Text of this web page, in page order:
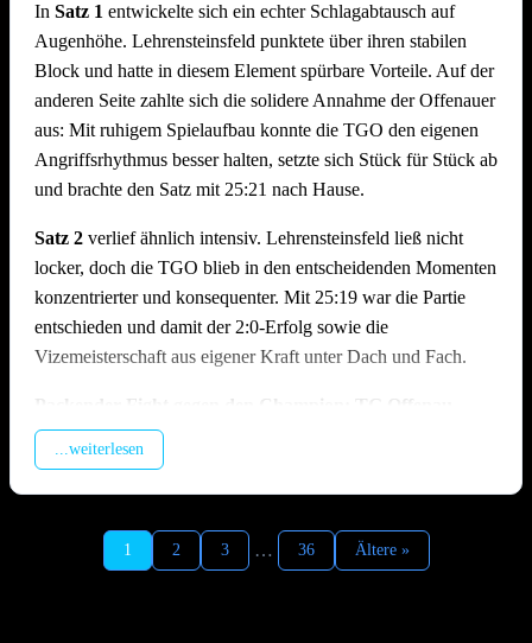
In Satz 1 entwickelte sich ein echter Schlagabtausch auf
Augenhöhe. Lehrensteinsfeld punktete über ihren stabilen
Block und hatte in diesem Element spürbare Vorteile. Auf der
anderen Seite zahlte sich die solidere Annahme der Offenauer
aus: Mit ruhigem Spielaufbau konnte die TGO den eigenen
Angriffsrhythmus besser halten, setzte sich Stück für Stück ab
und brachte den Satz mit 25:21 nach Hause.
Satz 2 verlief ähnlich intensiv. Lehrensteinsfeld ließ nicht
locker, doch die TGO blieb in den entscheidenden Momenten
konzentrierter und konsequenter. Mit 25:19 war die Partie
entschieden und damit der 2:0-Erfolg sowie die
Vizemeisterschaft aus eigener Kraft unter Dach und Fach.
Packender Fight gegen den Champion: TG Offenau –
TSV Ilshofen | 1:2 (19:25, 25:23, 18:25)
Satz 1 geriet die TGO früh in Rückstand, da der enorme
Aufschlagsdruck der Gäste den Spielaufbau erschwerte und
...weiterlesen
1 2 3 … 36 Ältere »